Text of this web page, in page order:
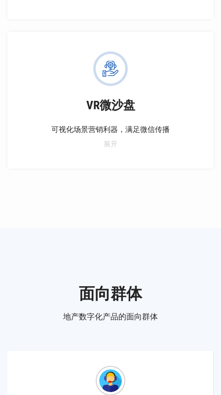
VR微沙盘
可视化场景营销利器，满足微信传播
三维立体呈现，实拍建模随需而购，还原真实场景，房
展开
​​面向群体
地产数字化产品的面向群体